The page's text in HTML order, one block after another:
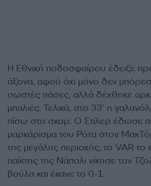
Η Εθνική ποδοσφαίρου έδειξε
άξονα, αφού όχι μόνο δεν
σωστές πάσες, αλλά δέχθηκε
μπαλιές. Τελικά, στο 33’ η
πίσω στο σκορ. Ο Στίλερ έδωσε
μαρκάρισμα του Ρότα στον
της μεγάλης περιοχής, το VAR το
παίκτης της Νάπολι νίκησε τον
βούλα και έκανε το 0-1.